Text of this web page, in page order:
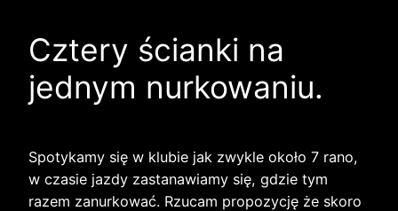
Cztery ścianki na
jednym nurkowaniu.
Spotykamy się w klubie jak zwykle około 7 rano,
w czasie jazdy zastanawiamy się, gdzie tym
razem zanurkować. Rzucam propozycję że skoro